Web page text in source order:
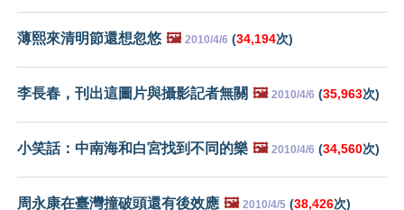
薄熙來清明節還想忽悠 🖼️ 2010/4/6 (34,194次)
李長春，刊出這圖片與攝影記者無關 🖼️ 2010/4/6 (35,963次)
小笑話：中南海和白宮找到不同的樂 🖼️ 2010/4/6 (34,560次)
周永康在臺灣撞破頭還有後效應 🖼️ 2010/4/5 (38,426次)